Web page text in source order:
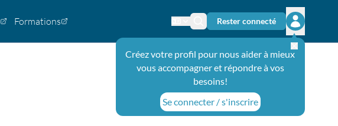
Formations Changer de langue
Icône de recherche
Rester connecté
Ouvrir le
Créez votre profil pour nous aider à mieux
vous accompagner et répondre à vos
besoins!
Se connecter / s'inscrire